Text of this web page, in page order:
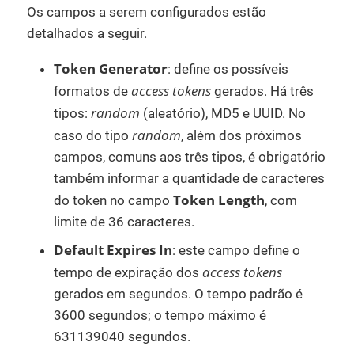
Os campos a serem configurados estão
detalhados a seguir.
Token Generator: define os possíveis
formatos de access tokens gerados. Há três
tipos: random (aleatório), MD5 e UUID. No
caso do tipo random, além dos próximos
campos, comuns aos três tipos, é obrigatório
também informar a quantidade de caracteres
do token no campo Token Length, com
limite de 36 caracteres.
Default Expires In: este campo define o
tempo de expiração dos access tokens
gerados em segundos. O tempo padrão é
3600 segundos; o tempo máximo é
631139040 segundos.